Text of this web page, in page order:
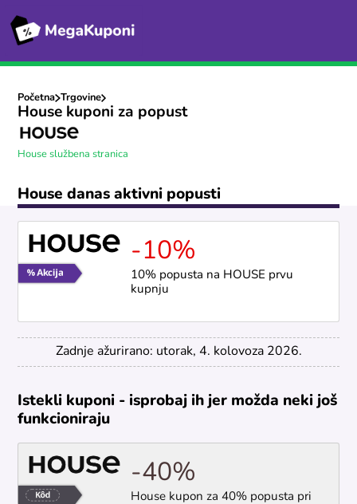
Početna Trgovine
House kuponi za popust
House službena stranica
House danas aktivni popusti
-10%
10% popusta na HOUSE prvu
kupnju
Zadnje ažurirano: utorak, 4. kolovoza 2026.
Istekli kuponi - isprobaj ih jer možda neki još
funkcioniraju
-40%
House kupon za 40% popusta pri